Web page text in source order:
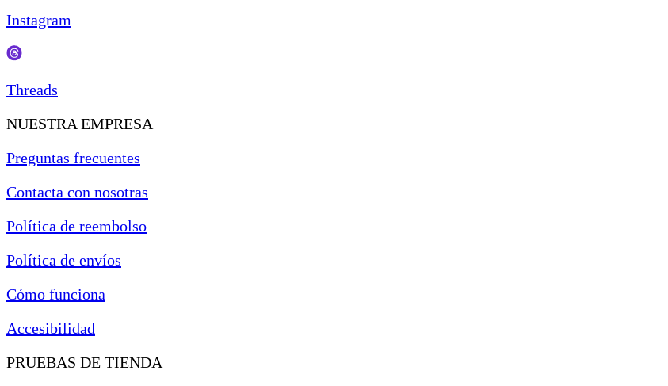
Instagram
Threads
NUESTRA EMPRESA
Preguntas frecuentes
Contacta con nosotras
Política de reembolso
Política de envíos
Cómo funciona
Accesibilidad
PRUEBAS DE TIENDA